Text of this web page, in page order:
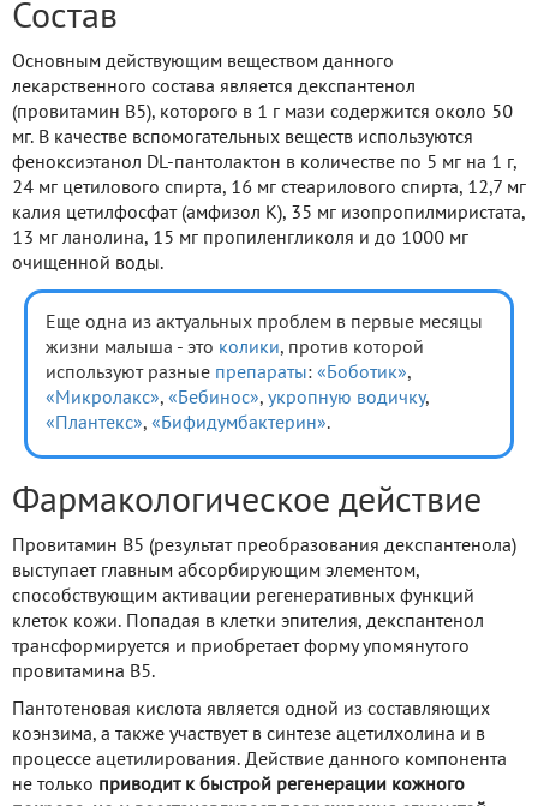
Состав
Основным действующим веществом данного
лекарственного состава является декспантенол
(провитамин В5), которого в 1 г мази содержится около 50
мг. В качестве вспомогательных веществ используются
феноксиэтанол DL-пантолактон в количестве по 5 мг на 1 г,
24 мг цетилового спирта, 16 мг стеарилового спирта, 12,7 мг
калия цетилфосфат (амфизол К), 35 мг изопропилмиристата,
13 мг ланолина, 15 мг пропиленгликоля и до 1000 мг
очищенной воды.
Еще одна из актуальных проблем в первые месяцы
жизни малыша - это колики, против которой
используют разные препараты: «Боботик»,
«Микролакс», «Бебинос», укропную водичку,
«Плантекс», «Бифидумбактерин».
Фармакологическое действие
Провитамин В5 (результат преобразования декспантенола)
выступает главным абсорбирующим элементом,
способствующим активации регенеративных функций
клеток кожи. Попадая в клетки эпителия, декспантенол
трансформируется и приобретает форму упомянутого
провитамина В5.
Пантотеновая кислота является одной из составляющих
коэнзима, а также участвует в синтезе ацетилхолина и в
процессе ацетилирования. Действие данного компонента
не только приводит к быстрой регенерации кожного